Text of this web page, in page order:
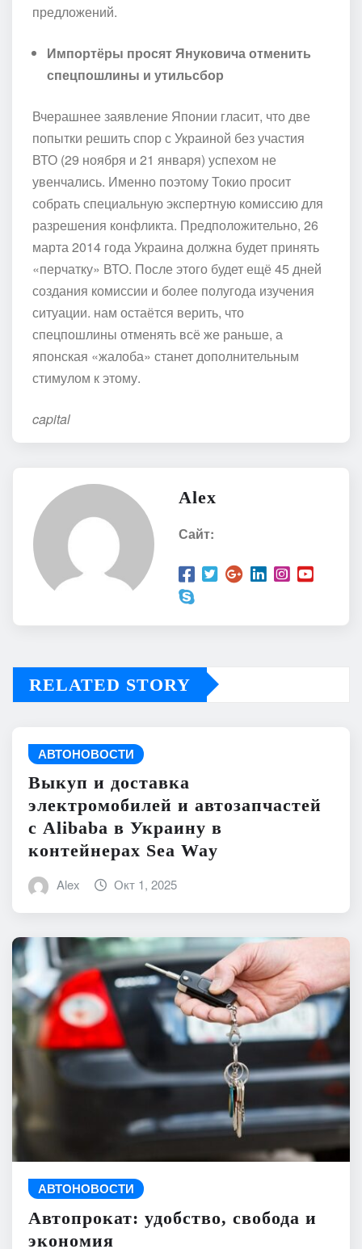
предложений.
Импортёры просят Януковича отменить
спецпошлины и утильсбор
Вчерашнее заявление Японии гласит, что две
попытки решить спор с Украиной без участия
ВТО (29 ноября и 21 января) успехом не
увенчались. Именно поэтому Токио просит
собрать специальную экспертную комиссию для
разрешения конфликта. Предположительно, 26
марта 2014 года Украина должна будет принять
«перчатку» ВТО. После этого будет ещё 45 дней
создания комиссии и более полугода изучения
ситуации. нам остаётся верить, что
спецпошлины отменять всё же раньше, а
японская «жалоба» станет дополнительным
стимулом к этому.
capital
Alex
Сайт:
RELATED STORY
АВТОНОВОСТИ
Выкуп и доставка
электромобилей и автозапчастей
с Alibaba в Украину в
контейнерах Sea Way
Alex Окт 1, 2025
АВТОНОВОСТИ
Автопрокат: удобство, свобода и
экономия